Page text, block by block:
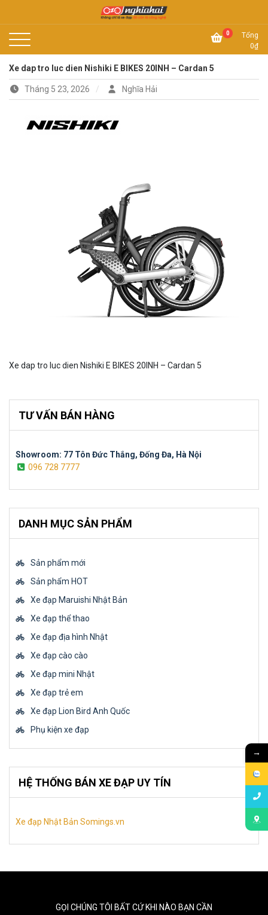
Xe đạp Nhật Nghĩa Hải 0
Tổng
0₫
Xe dap tro luc dien Nishiki E BIKES 20INH – Cardan 5
Tháng 5 23, 2026 Nghĩa Hải
Xe dap tro luc dien Nishiki E BIKES 20INH – Cardan 5
TƯ VẤN BÁN HÀNG
Showroom: 77 Tôn Đức Thắng, Đống Đa, Hà Nội
096 728 7777
DANH MỤC SẢN PHẨM
Sản phẩm mới
Sản phẩm HOT
Xe đạp Maruishi Nhật Bản
Xe đạp thể thao
Xe đạp địa hình Nhật
Xe đạp cào cào
Xe đạp mini Nhật
Xe đạp trẻ em
Xe đạp Lion Bird Anh Quốc
Phụ kiện xe đạp
HỆ THỐNG BÁN XE ĐẠP UY TÍN
Xe đạp Nhật Bản Somings.vn
GỌI CHÚNG TÔI BẤT CỨ KHI NÀO BẠN CẦN
→